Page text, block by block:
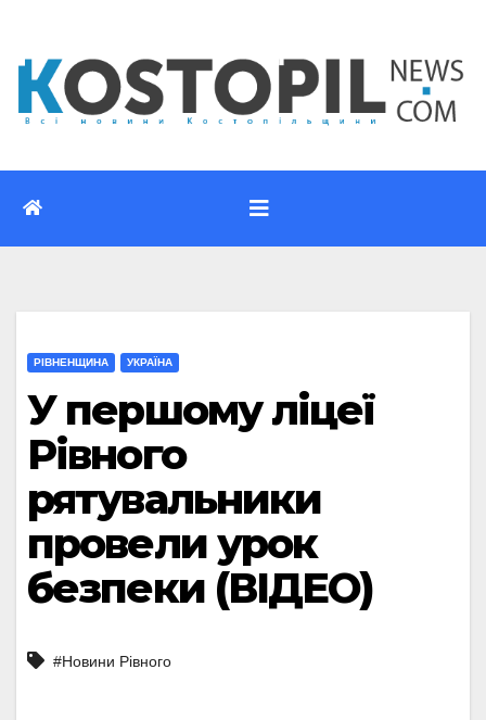
вмісту
РІВНЕНЩИНА УКРАЇНА
У першому ліцеї
Рівного
рятувальники
провели урок
безпеки (ВІДЕО)
#Новини Рівного